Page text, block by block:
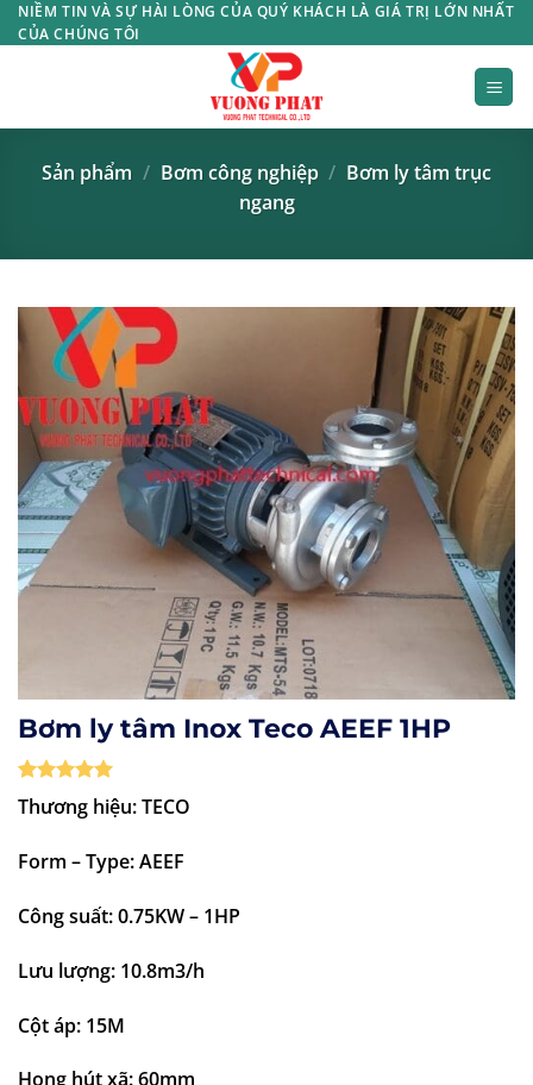
Bỏ
qua
NIỀM TIN VÀ SỰ HÀI LÒNG CỦA QUÝ KHÁCH LÀ GIÁ TRỊ LỚN NHẤT
CỦA CHÚNG TÔI
Sản phẩm / Bơm công nghiệp / Bơm ly tâm trục
ngang
Bơm ly tâm Inox Teco AEEF 1HP
5trên 5
dựa trên
1
Thương hiệu: TECO
Form – Type: AEEF
Công suất: 0.75KW – 1HP
Lưu lượng: 10.8m3/h
Cột áp: 15M
Họng hút xã: 60mm